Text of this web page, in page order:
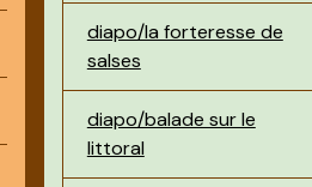
diapo/la forteresse de
salses
diapo/balade sur le
littoral